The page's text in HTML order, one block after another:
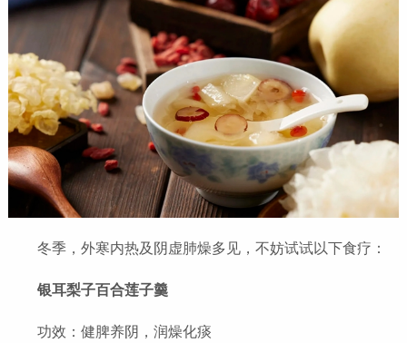
冬季，外寒内热及阴虚肺燥多见，不妨试试以下食疗：
银耳梨子百合莲子羹
功效：健脾养阴，润燥化痰